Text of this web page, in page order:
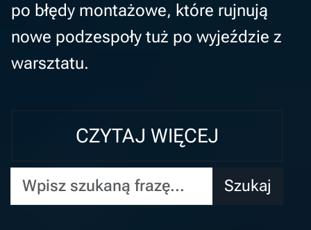
po błędy montażowe, które rujnują
nowe podzespoły tuż po wyjeździe z
warsztatu.
CZYTAJ WIĘCEJ
Wpisz szukaną frazę... Szukaj